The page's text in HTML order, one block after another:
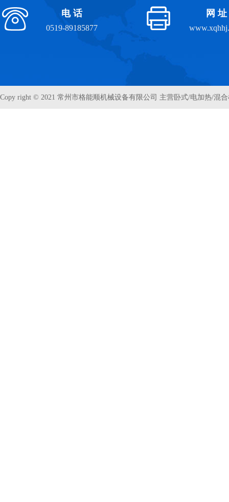
电 话
0519-89185877
网 址
Copy right © 2021 常州市格能顺机械设备有限公司 主营卧式/电加热/混